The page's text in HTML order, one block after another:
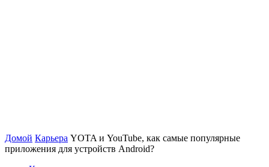
Домой Карьера YOTA и YouTube, как самые популярные
приложения для устройств Android?